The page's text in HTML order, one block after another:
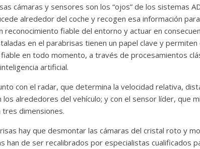
cámaras y sensores son los “ojos” de los sistemas
alrededor del coche y recogen esa información
reconocimiento fiable del entorno y actuar en
en el parabrisas tienen un papel clave y
en todo momento, a través de procesamientos
artificial.
con el radar, que determina la velocidad relativa,
alrededores del vehículo; y con el sensor líder, que
tres dimensiones.
hay que desmontar las cámaras del cristal roto y
han de ser recalibrados por especialistas cualificados